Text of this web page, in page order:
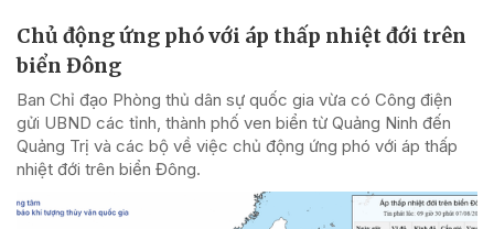
Chủ động ứng phó với áp thấp nhiệt đới trên
biển Đông
Ban Chỉ đạo Phòng thủ dân sự quốc gia vừa có Công điện
gửi UBND các tỉnh, thành phố ven biển từ Quảng Ninh đến
Quảng Trị và các bộ về việc chủ động ứng phó với áp thấp
nhiệt đới trên biển Đông.